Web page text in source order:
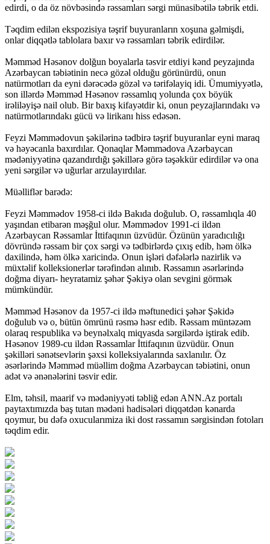
edirdi, o da öz növbəsində rəssamları sərgi münasibətilə təbrik etdi.
Təqdim edilən ekspozisiya təşrif buyuranların xoşuna gəlmişdi,
onlar diqqətlə tablolara baxır və rəssamları təbrik edirdilər.
Məmməd Həsənov dolğun boyalarla təsvir etdiyi kənd peyzajında
Azərbaycan təbiətinin necə gözəl olduğu görünürdü, onun
natürmotları da eyni dərəcədə gözəl və tərifəlayiq idi. Ümumiyyətlə,
son illərdə Məmməd Həsənov rəssamlıq yolunda çox böyük
irəliləyişə nail olub. Bir baxış kifayətdir ki, onun peyzajlarındakı və
natürmotlarındakı gücü və lirikanı hiss edəsən.
Feyzi Məmmədovun şəkilərinə tədbirə təşrif buyuranlar eyni maraq
və həyəcanla baxırdılar. Qonaqlar Məmmədova Azərbaycan
mədəniyyətinə qazandırdığı şəkillərə görə təşəkkür edirdilər və ona
yeni sərgilər və uğurlar arzulayırdılar.
Müəlliflər barədə:
Feyzi Məmmədov 1958-ci ildə Bakıda doğulub. O, rəssamlıqla 40
yaşından etibarən məşğul olur. Məmmədov 1991-ci ildən
Azərbaycan Rəssamlar İttifaqının üzvüdür. Özünün yaradıcılığı
dövründə rəssam bir çox sərgi və tədbirlərdə çıxış edib, həm ölkə
daxilində, həm ölkə xaricində. Onun işləri dəfələrlə nazirlik və
müxtəlif kolleksionerlər tərəfindən alınıb. Rəssamın əsərlərində
doğma diyarı- heyratamiz şəhər Şəkiyə olan sevgini görmək
mümkündür.
Məmməd Həsənov da 1957-ci ildə məftunedici şəhər Şəkidə
doğulub və o, bütün ömrünü rəsmə həsr edib. Rəssam müntəzəm
olaraq respublika və beynəlxalq miqyasda sərgilərdə iştirak edib.
Həsənov 1989-cu ildən Rəssamlar İttifaqının üzvüdür. Onun
şəkilləri sənətsevlərin şəxsi kolleksiyalarında saxlanılır. Öz
əsərlərində Məmməd müəllim doğma Azərbaycan təbiətini, onun
adət və ənənələrini təsvir edir.
Elm, təhsil, maarif və mədəniyyəti təbliğ edən ANN.Az portalı
paytaxtımızda baş tutan mədəni hadisələri diqqətdən kənarda
qoymur, bu dəfə oxucularımiza iki dost rəssamın sərgisindən fotoları
təqdim edir.